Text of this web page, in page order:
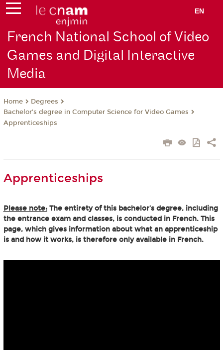
EN
French National School of Video
Games and Digital Interactive
Media
Home
Degrees
Bachelor’s degree in Computer Science for Video Games
Apprenticeships
Apprenticeships
Please note:The entirety of this bachelor’s degree, including
the entrance exam and classes, is conducted in French. This
page, which gives information about what an apprenticeship
is and how it works, is therefore only available in French.